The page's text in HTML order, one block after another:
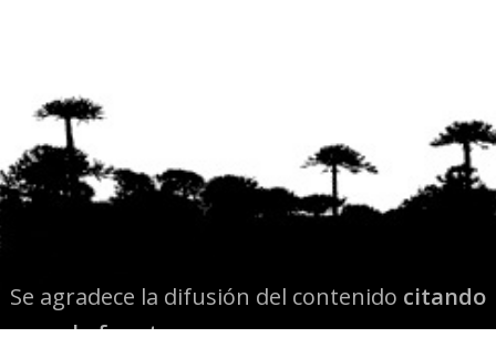
Se agradece la difusión del contenido citando
la fuente www.mapuexpress.org